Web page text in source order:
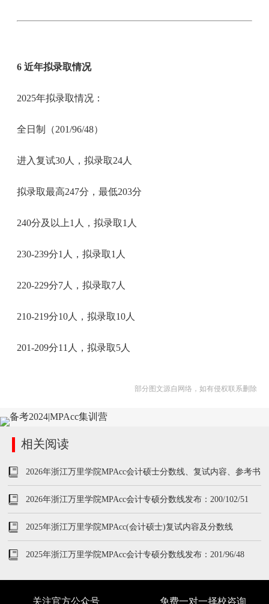
6 近年拟录取情况
2025年拟录取情况：
全日制（201/96/48）
进入复试30人，拟录取24人
拟录取最高247分，最低203分
240分及以上1人，拟录取1人
230-239分1人，拟录取1人
220-229分7人，拟录取7人
210-219分10人，拟录取10人
201-209分11人，拟录取5人
部分图文源自网络，如有侵权联系删除
相关阅读
2026年浙江万里学院MPAcc会计硕士分数线、复试内容、参考书
2026年浙江万里学院MPAcc会计专硕分数线发布：200/102/51
2025年浙江万里学院MPAcc(会计硕士)复试内容及分数线
2025年浙江万里学院MPAcc会计专硕分数线发布：201/96/48
关注官方公众号 免费一对一择校咨询